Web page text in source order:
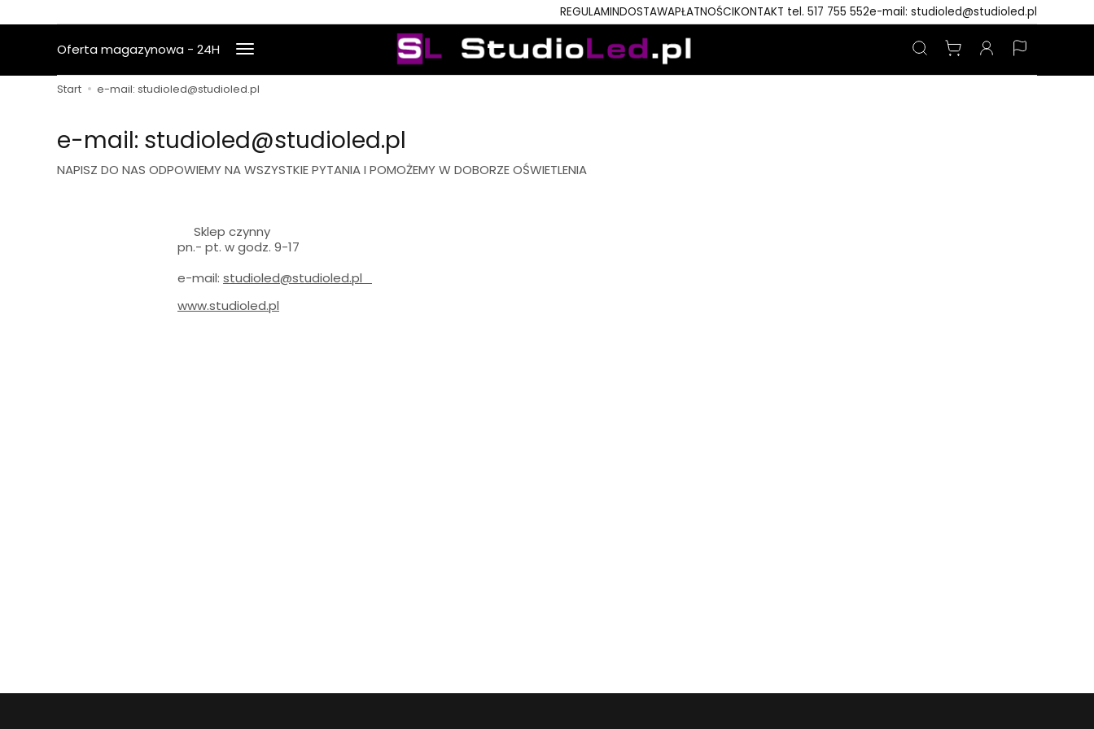
REGULAMINDOSTAWAPŁATNOŚCIKONTAKT tel. 517 755 552e-mail: studioled@studioled.pl
Oferta magazynowa - 24H
Start e-mail: studioled@studioled.pl
e-mail: studioled@studioled.pl
NAPISZ DO NAS ODPOWIEMY NA WSZYSTKIE PYTANIA I POMOŻEMY W DOBORZE OŚWIETLENIA
Sklep czynny
pn.- pt. w godz. 9-17
e-mail: studioled@studioled.pl
www.studioled.pl